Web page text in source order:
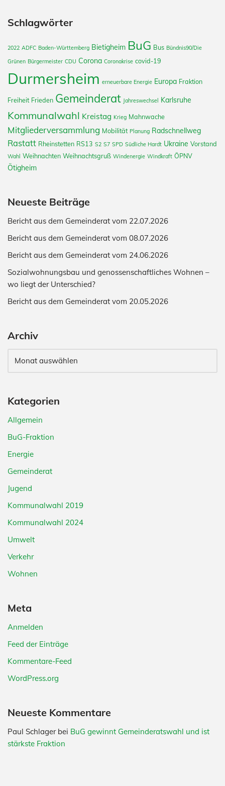
Schlagwörter
2022 ADFC Baden-Württemberg Bietigheim BuG Bus Bündnis90/Die
Grünen Bürgermeister CDU Corona Coronakrise covid-19
Durmersheim erneuerbare Energie Europa Fraktion
Freiheit Frieden Gemeinderat Jahreswechsel Karlsruhe
Kommunalwahl Kreistag Krieg Mahnwache
Mitgliederversammlung Mobilität Planung Radschnellweg
Rastatt Rheinstetten RS13 S2 S7 SPD Südliche Hardt Ukraine Vorstand
Wahl Weihnachten Weihnachtsgruß Windenergie Windkraft ÖPNV
Ötigheim
Neueste Beiträge
Bericht aus dem Gemeinderat vom 22.07.2026
Bericht aus dem Gemeinderat vom 08.07.2026
Bericht aus dem Gemeinderat vom 24.06.2026
Sozialwohnungsbau und genossenschaftliches Wohnen –
wo liegt der Unterschied?
Bericht aus dem Gemeinderat vom 20.05.2026
Archiv
Kategorien
Allgemein
BuG-Fraktion
Energie
Gemeinderat
Jugend
Kommunalwahl 2019
Kommunalwahl 2024
Umwelt
Verkehr
Wohnen
Meta
Anmelden
Feed der Einträge
Kommentare-Feed
WordPress.org
Neueste Kommentare
Paul Schlagerbei BuG gewinnt Gemeinderatswahl und ist
stärkste Fraktion